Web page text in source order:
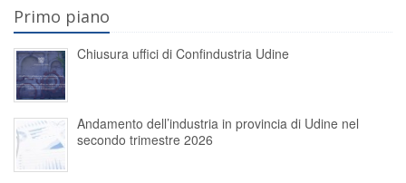
Primo piano
Chiusura uffici di Confindustria Udine
Andamento dell’industria in provincia di Udine nel
secondo trimestre 2026